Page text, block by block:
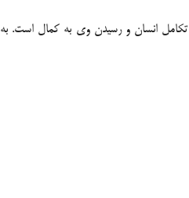
تكامل انسان و رسيدن وي به كمال است. به